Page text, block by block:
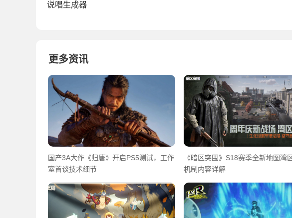
说唱生成器
更多资讯
国产3A大作《归唐》开启PS5测试，工作
室首谈技术细节
《暗区突围》S18赛季全新地图湾
机制内容详解